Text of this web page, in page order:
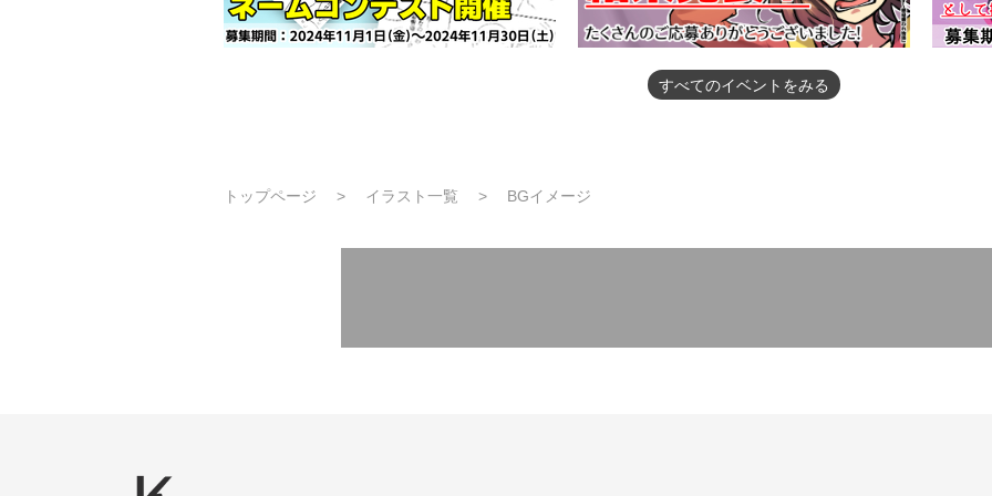
すべてのイベントをみる
トップページ イラスト一覧 BGイメージ